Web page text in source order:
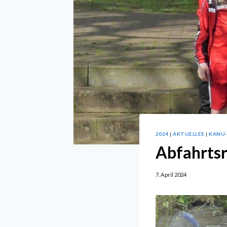
2024 |AKTUELLES |KANU-
7. April 2024